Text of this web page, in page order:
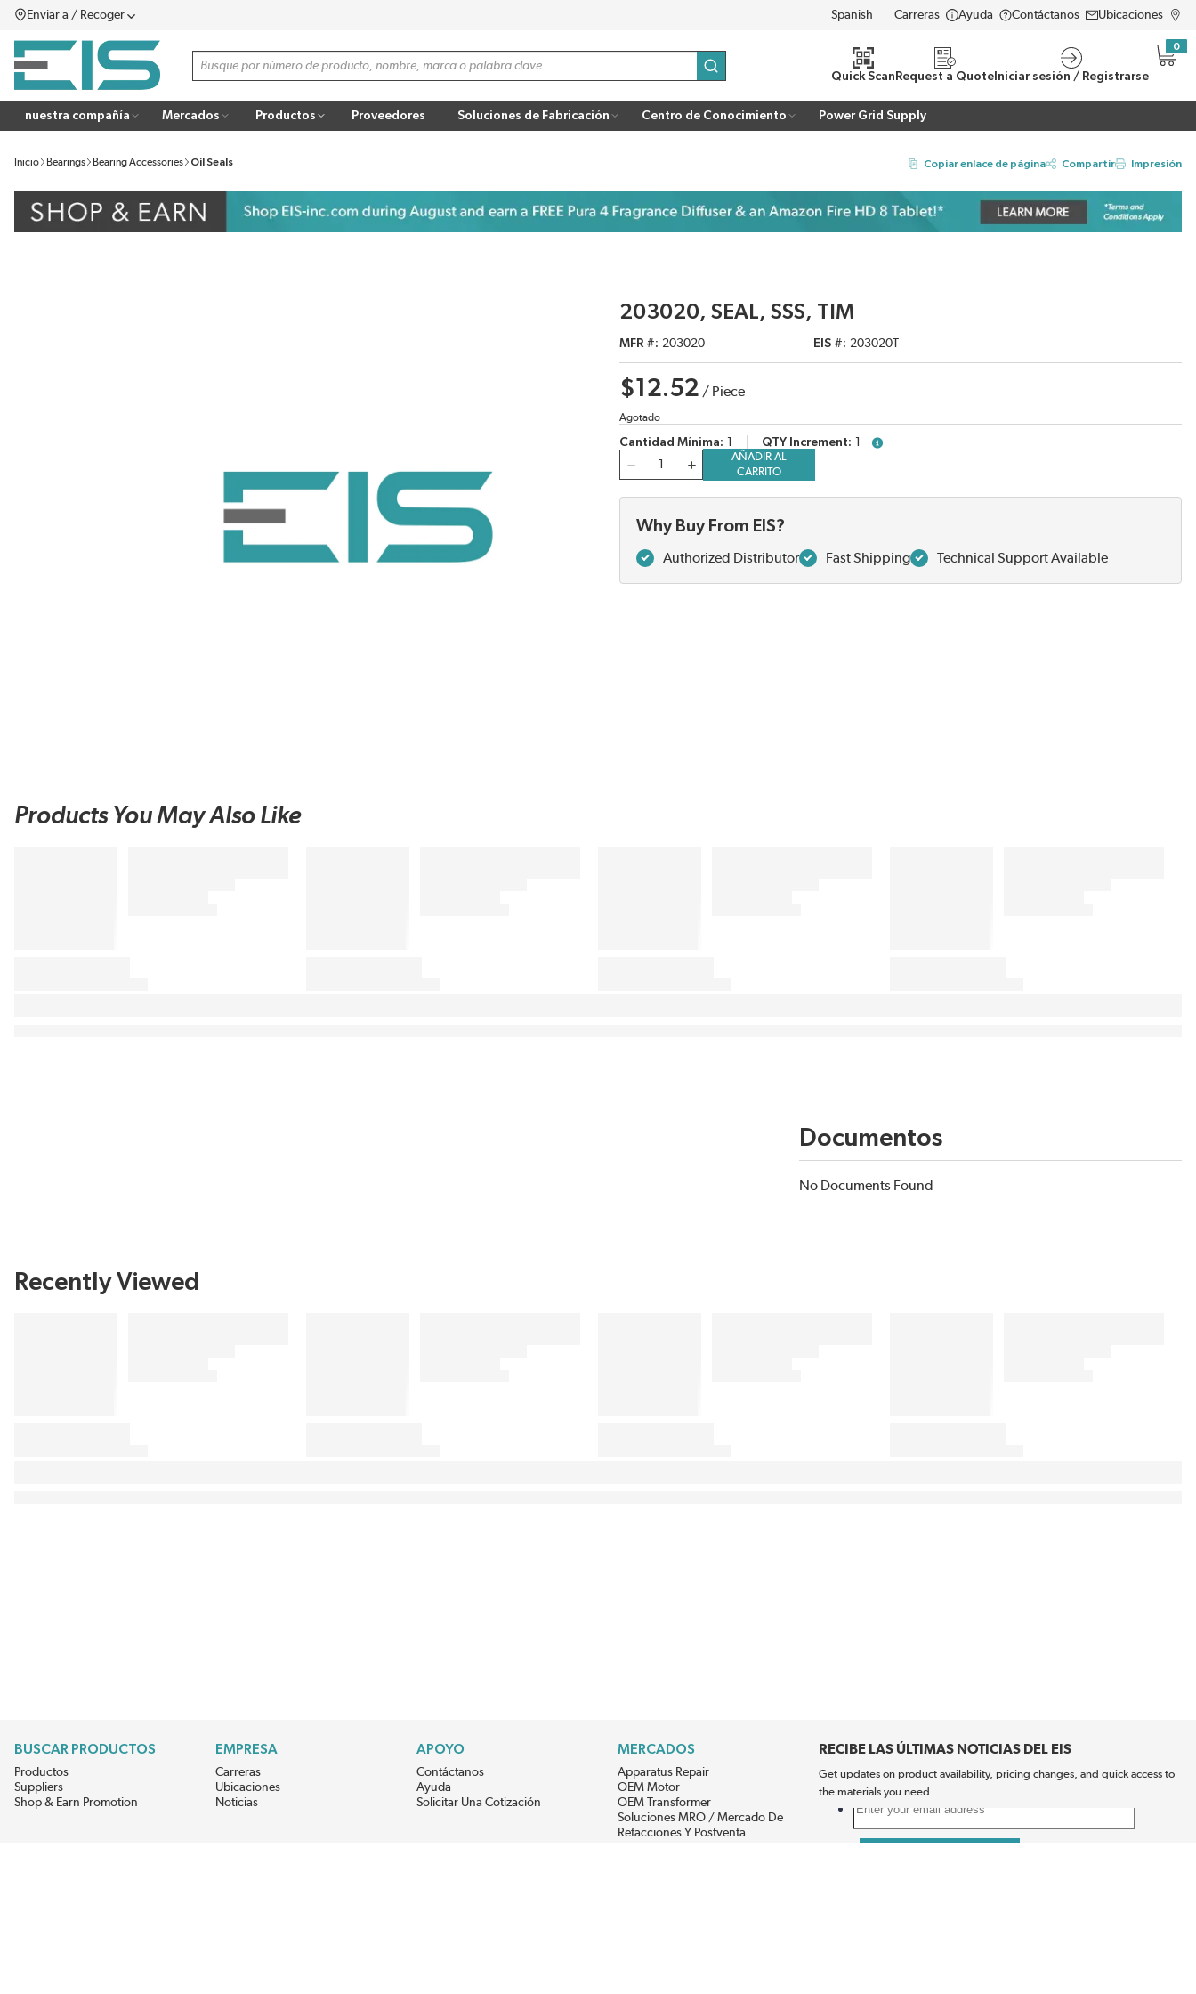
SALTAR AL CONTENIDO PRINCIPAL
Enviar a / Recoger
menú LANGUAGE
Carreras Ayuda Contáctanos Ubicaciones
Búsqueda de sitio
enviar búsqueda
Quick Scan Request a Quote Iniciar sesión / Registrarse
0
{0}
nuestra compañía Mercados Productos
more info Proveedores Soluciones de Fabricación Centro de Conocimiento Power Grid Supply
Inicio Bearings Bearing Accessories Oil Seals Copiar enlace de página Compartir Impresión
203020, SEAL, SSS, TIM
MFR # 203020 EIS # 203020T
$12.52 / Piece
Agotado
Cantidad Mínima QTY Increment
more info
Cantidad
AÑADIR AL
CARRITO
Why Buy From EIS?
Authorized Distributor Fast Shipping Technical Support Available
Products You May Also Like
Documentos
No Documents Found
Recently Viewed
BUSCAR PRODUCTOS
Productos
Suppliers
Shop & Earn Promotion
EMPRESA
Carreras
Ubicaciones
Noticias
APOYO
Contáctanos
Ayuda
Solicitar Una Cotización
MERCADOS
Apparatus Repair
OEM Motor
OEM Transformer
Soluciones MRO / Mercado De
Refacciones Y Postventa
RECIBE LAS ÚLTIMAS NOTICIAS DEL EIS
Get updates on product availability, pricing changes, and quick access to
the materials you need.